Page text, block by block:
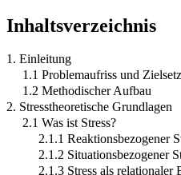
Inhaltsverzeichnis
1. Einleitung
1.1 Problemaufriss und
1.2 Methodischer Aufbau
2. Stresstheoretische Grundlagen
2.1 Was ist Stress?
2.1.1 Reaktionsbezogener
2.1.2 Situationsbezogener
2.1.3 Stress als relationaler